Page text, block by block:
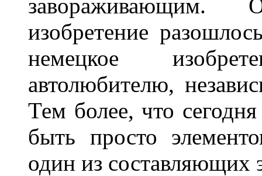
завораживающим.
изобретение
немецкое
автолюбителю,
Тем более, что сегодня
быть просто
один из